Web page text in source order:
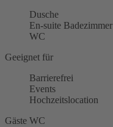
Dusche
En-suite Badezimmer
WC
Geeignet für
Barrierefrei
Events
Hochzeitslocation
Gäste WC